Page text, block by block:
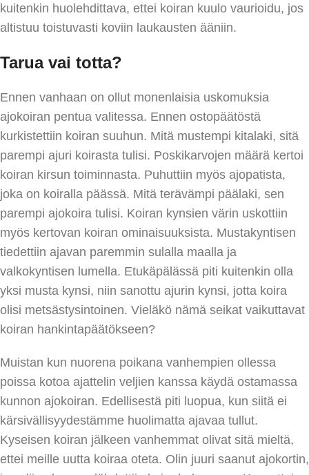
kuitenkin huolehdittava, ettei koiran kuulo vaurioidu, jos
altistuu toistuvasti koviin laukausten ääniin.
Tarua vai totta?
Ennen vanhaan on ollut monenlaisia uskomuksia
ajokoiran pentua valitessa. Ennen ostopäätöstä
kurkistettiin koiran suuhun. Mitä mustempi kitalaki, sitä
parempi ajuri koirasta tulisi. Poskikarvojen määrä kertoi
koiran kirsun toiminnasta. Puhuttiin myös ajopatista,
joka on koiralla päässä. Mitä terävämpi päälaki, sen
parempi ajokoira tulisi. Koiran kynsien värin uskottiin
myös kertovan koiran ominaisuuksista. Mustakyntisen
tiedettiin ajavan paremmin sulalla maalla ja
valkokyntisen lumella. Etukäpälässä piti kuitenkin olla
yksi musta kynsi, niin sanottu ajurin kynsi, jotta koira
olisi metsästysintoinen. Vieläkö nämä seikat vaikuttavat
koiran hankintapäätökseen?
Muistan kun nuorena poikana vanhempien ollessa
poissa kotoa ajattelin veljien kanssa käydä ostamassa
kunnon ajokoiran. Edellisestä piti luopua, kun siitä ei
kärsivällisyydestämme huolimatta ajavaa tullut.
Kyseisen koiran jälkeen vanhemmat olivat sitä mieltä,
ettei meille uutta koiraa oteta. Olin juuri saanut ajokortin,